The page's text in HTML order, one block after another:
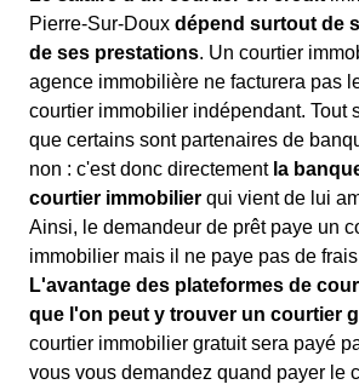
Pierre-Sur-Doux dépend surtout de
de ses prestations. Un courtier
agence immobilière ne facturera pas
courtier immobilier indépendant. Tout
que certains sont partenaires de
non : c'est donc directement la
courtier immobilier qui vient de lui
Ainsi, le demandeur de prêt paye un
immobilier mais il ne paye pas de
L'avantage des plateformes de
que l'on peut y trouver un courtier
courtier immobilier gratuit sera payé
vous vous demandez quand payer le